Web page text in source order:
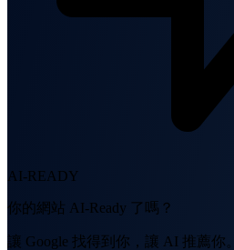
AI-READY
你的網站 AI-Ready 了嗎？
讓 Google 找得到你，讓 AI 推薦你。